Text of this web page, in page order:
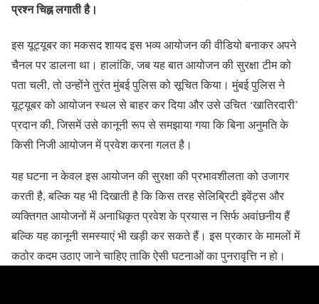
प्रश्न चिह्न लगाती है।
इस यूट्यूबर का मकसद शायद इस भव्य आयोजन की वीडियो बनाकर अपने
चैनल पर डालना था। हालांकि, जब यह बात आयोजन की सुरक्षा टीम को
पता चली, तो उन्होंने तुरंत मुंबई पुलिस को सूचित किया। मुंबई पुलिस ने
यूट्यूबर को आयोजन स्थल से बाहर कर दिया और उसे उचित ‘खातिरदारी’
प्रदान की, जिसमें उसे कानूनी रूप से समझाया गया कि बिना अनुमति के
किसी निजी आयोजन में प्रवेश करना गलत है।
यह घटना न केवल इस आयोजन की सुरक्षा की प्रभावशीलता को उजागर
करती है, बल्कि यह भी दिखाती है कि किस तरह सेलिब्रिटी इवेंट्स और
व्यक्तिगत आयोजनों में अनाधिकृत प्रवेश के प्रयास न सिर्फ अवांछनीय हैं
बल्कि यह कानूनी समस्याएं भी खड़ी कर सकते हैं। इस प्रकार के मामलों में
कठोर कदम उठाए जाने चाहिए ताकि ऐसी घटनाओं का पुनरावृत्ति न हो।